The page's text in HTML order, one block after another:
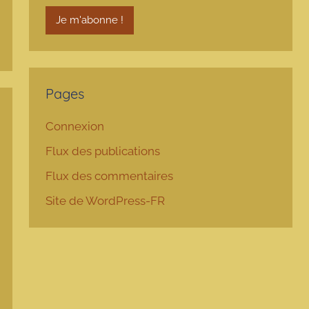
Pages
Connexion
Flux des publications
Flux des commentaires
Site de WordPress-FR